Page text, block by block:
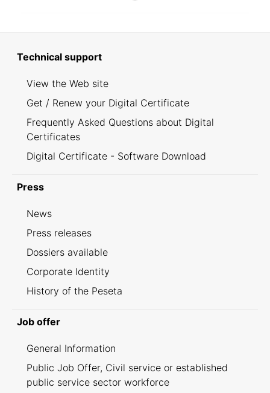
Technical support
View the Web site
Get / Renew your Digital Certificate
Frequently Asked Questions about Digital
Certificates
Digital Certificate - Software Download
Press
News
Press releases
Dossiers available
Corporate Identity
History of the Peseta
Job offer
General Information
Public Job Offer, Civil service or established
public service sector workforce